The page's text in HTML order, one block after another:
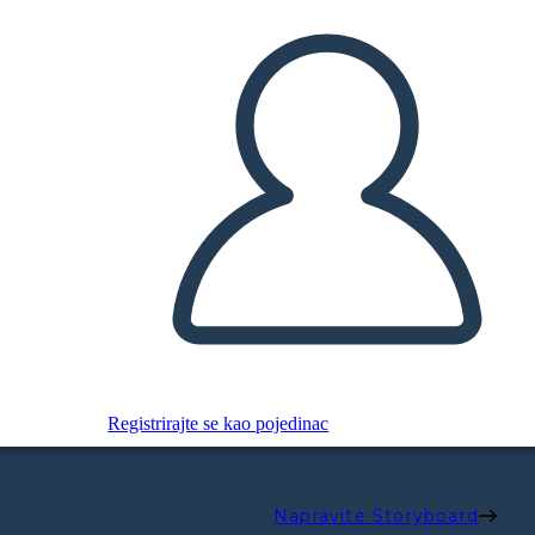
Registrirajte se kao pojedinac
Napravite Storyboard